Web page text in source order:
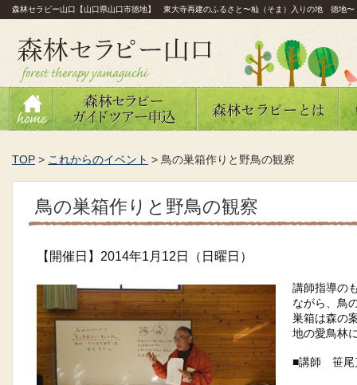
森林セラピー山口【山口県山口市徳地】 東大寺再建のふるさと〜杣（そま）入りの地 徳地〜
TOP > これからのイベント > 鳥の巣箱作りと野鳥の観察
鳥の巣箱作りと野鳥の観察
【開催日】2014年1月12日（日曜日）
講師指導の
ながら、鳥
巣箱は森の
地の愛鳥林
■講師 笹尾